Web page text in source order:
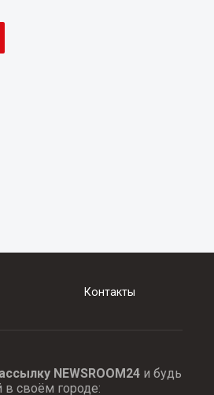
Контакты
NEWSROOM24и будь
в своём городе: